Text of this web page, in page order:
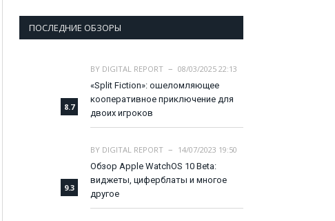
ПОСЛЕДНИЕ ОБЗОРЫ
8.7
BY DIGITAL REPORT
08/03/2025 22:13
«Split Fiction»: ошеломляющее
кооперативное приключение для
двоих игроков
9.3
BY DIGITAL REPORT
14/07/2023 19:50
Обзор Apple WatchOS 10 Beta:
виджеты, циферблаты и многое
другое